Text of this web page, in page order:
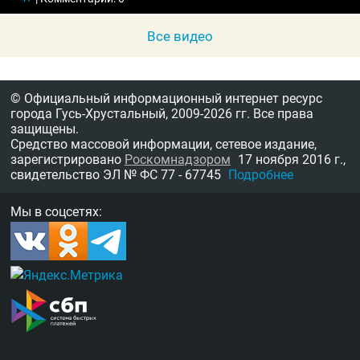
Все видео
© Официальный информационный интернет ресурс
города Гусь-Хрустальный, 2009-2026 гг. Все права
защищены.
Средство массовой информации, сетевое издание,
зарегистрировано Роскомнадзором 17 ноября 2016 г.,
свидетельство ЭЛ № ФС 77 - 67745 Подробнее
Мы в соцсетях: